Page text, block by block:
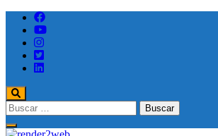
Saltar
contenido
(presione
Entrar)
Buscar: